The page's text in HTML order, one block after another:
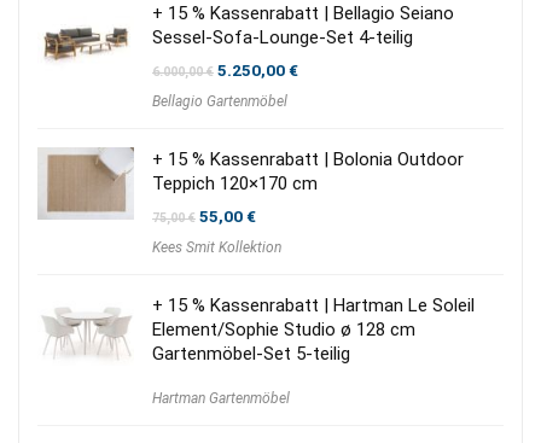
+ 15 % Kassenrabatt | Bellagio Seiano
Sessel-Sofa-Lounge-Set 4-teilig
6.000,00€ Ursprünglicher
war:
5.250,00€Aktueller
Bellagio Gartenmöbel
+ 15 % Kassenrabatt | Bolonia Outdoor
Teppich 120×170 cm
75,00€ Ursprünglicher
war:
55,00€Aktueller
ist:
Kees Smit Kollektion
+ 15 % Kassenrabatt | Hartman Le Soleil
Element/Sophie Studio ø 128 cm
Gartenmöbel-Set 5-teilig
Hartman Gartenmöbel